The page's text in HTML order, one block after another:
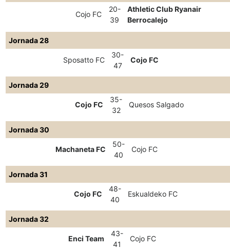
Cojo FC
20-
39
Athletic Club Ryanair
Berrocalejo
Jornada 28
Sposatto FC
30-
47
Cojo FC
Jornada 29
Cojo FC
35-
32
Quesos Salgado
Jornada 30
Machaneta FC
50-
40
Cojo FC
Jornada 31
Cojo FC
48-
40
Eskualdeko FC
Jornada 32
Enci Team
43-
41
Cojo FC